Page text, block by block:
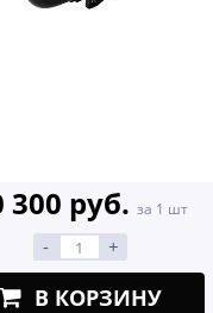
300 руб. за 1 шт
- +
В КОРЗИНУ